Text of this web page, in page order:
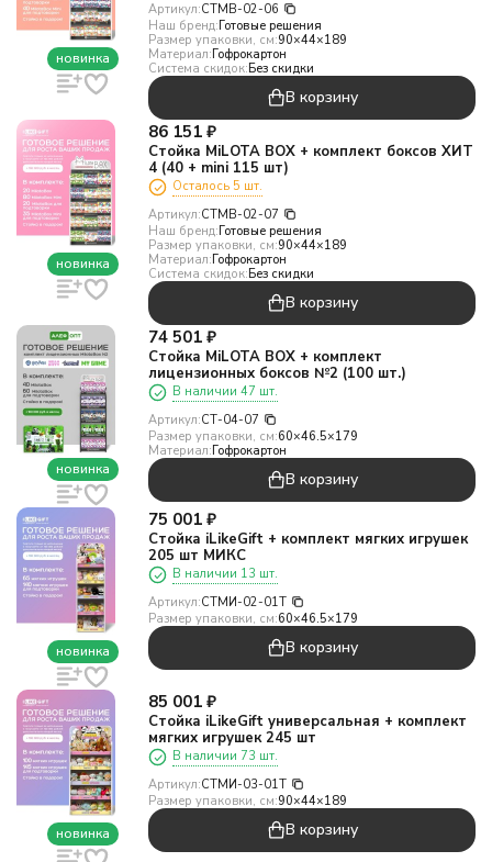
новинка
Артикул:СТMB-02-06
Наш бренд:Готовые решения
Размер упаковки, см:90×44×189
Материал:Гофрокартон
Система скидок:Без скидки
В корзину
новинка
86 151 ₽
Стойка MiLOTA BOX + комплект боксов ХИТ
4 (40 + mini 115 шт)
Осталось 5 шт.
Артикул:СТMB-02-07
Наш бренд:Готовые решения
Размер упаковки, см:90×44×189
Материал:Гофрокартон
Система скидок:Без скидки
В корзину
новинка
74 501 ₽
Стойка MiLOTA BOX + комплект
лицензионных боксов №2 (100 шт.)
В наличии 47 шт.
Артикул:СТ-04-07
Размер упаковки, см:60×46.5×179
Материал:Гофрокартон
В корзину
новинка
75 001 ₽
Стойка iLikeGift + комплект мягких игрушек
205 шт МИКС
В наличии 13 шт.
Артикул:СТМИ-02-01T
Размер упаковки, см:60×46.5×179
В корзину
новинка
85 001 ₽
Стойка iLikeGift универсальная + комплект
мягких игрушек 245 шт
В наличии 73 шт.
Артикул:СТМИ-03-01T
Размер упаковки, см:90×44×189
В корзину